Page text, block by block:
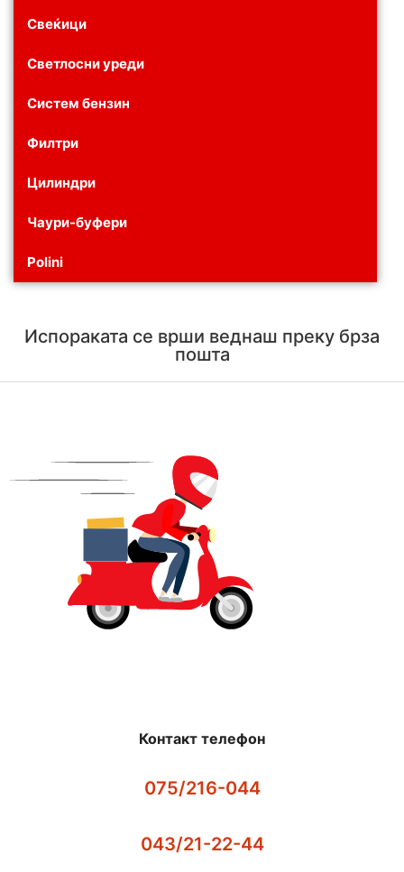
Свеќици
Светлосни уреди
Систем бензин
Филтри
Цилиндри
Чаури-буфери
Polini
Испораката се врши веднаш преку брза
пошта
Контакт телефон
075/216-044
043/21-22-44